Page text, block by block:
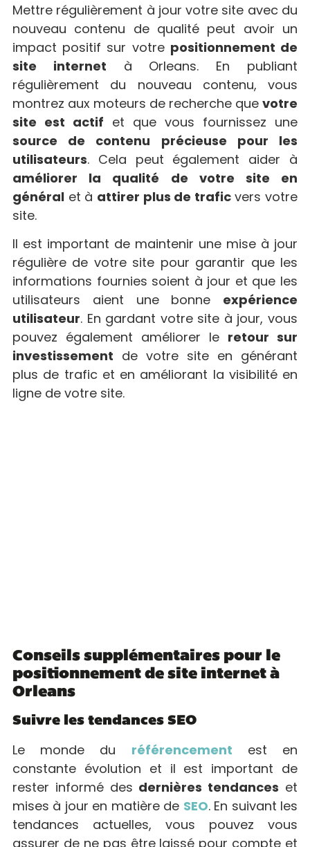
Mettre régulièrement à jour votre site avec du
nouveau contenu de qualité peut avoir un
impact positif sur votre positionnement de
site internet à Orleans. En publiant
régulièrement du nouveau contenu, vous
montrez aux moteurs de recherche que votre
site est actif et que vous fournissez une
source de contenu précieuse pour les
utilisateurs. Cela peut également aider à
améliorer la qualité de votre site en
général et à attirer plus de traficvers votre
site.
Il est important de maintenir une mise à jour
régulière de votre site pour garantir que les
informations fournies soient à jour et que les
utilisateurs aient une bonne expérience
utilisateur. En gardant votre site à jour, vous
pouvez également améliorer le retour sur
investissement de votre site en générant
plus de trafic et en améliorant la visibilité en
ligne de votre site.
Conseils supplémentaires pour le
positionnement de site internet à
Orleans
Suivre les tendances SEO
Le monde du référencement est en
constante évolution et il est important de
rester informé des dernières tendances et
mises à jour en matière de SEO. En suivant les
tendances actuelles, vous pouvez vous
assurer de ne pas être laissé pour compte et